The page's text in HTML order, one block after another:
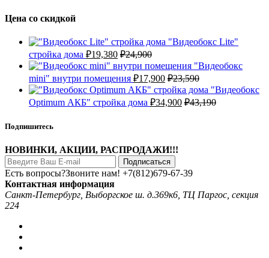
Цена со скидкой
"Видеобокс Lite"
стройка дома ₽19,380 ₽24,900
"Видеобокс
mini" внутри помещения ₽17,900 ₽23,590
"Видеобокс
Optimum АКБ" стройка дома ₽34,900 ₽43,190
Подпишитесь
НОВИНКИ, АКЦИИ, РАСПРОДАЖИ!!!
Подписаться
Есть вопросы?Звоните нам! +7(812)679-67-39
Контактная информация
Санкт-Петербург, Выборгское ш. д.369к6, ТЦ Паргос, секция
224